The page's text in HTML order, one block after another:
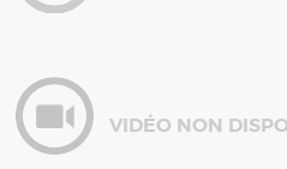
VIDÉO NON